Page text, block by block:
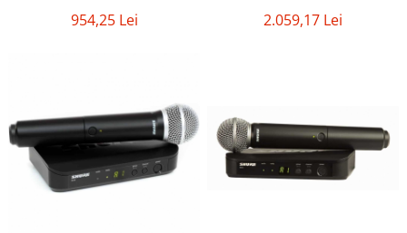
954,25 Lei 2.059,17 Lei